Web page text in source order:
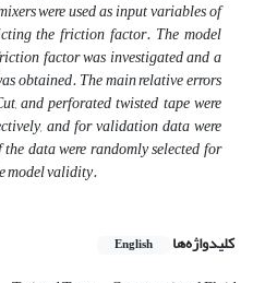
were used as input variables of
the friction factor. The model
factor was investigated and a
obtained. The main relative errors
and perforated twisted tape were
and for validation data were
the data were randomly selected for
model validity.
کلیدواژه‌ها English